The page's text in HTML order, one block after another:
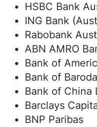
HSBC Bank
ING Bank
Rabobank
ABN AMRO
Bank of
Bank of Baroda
Bank of China
Barclays
BNP Paribas